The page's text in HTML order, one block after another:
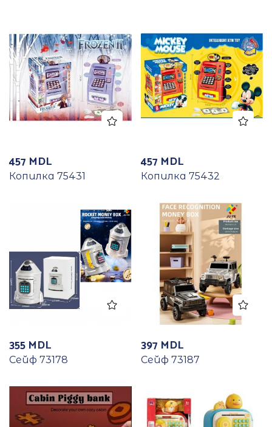
457 MDL
Копилка 75431
457 MDL
Копилка 75432
355 MDL
Сейф 73178
397 MDL
Сейф 73187